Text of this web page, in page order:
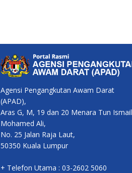
Agensi Pengangkutan Awam Darat
(APAD),
Aras G, M, 19 dan 20 Menara Tun Ismail
Mohamed Ali,
No. 25 Jalan Raja Laut,
50350 Kuala Lumpur
+ Telefon Utama : 03-2602 5060